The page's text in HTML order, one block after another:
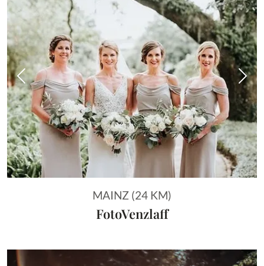
Vorheriges Bild
MAINZ (24 KM)
FotoVenzlaff